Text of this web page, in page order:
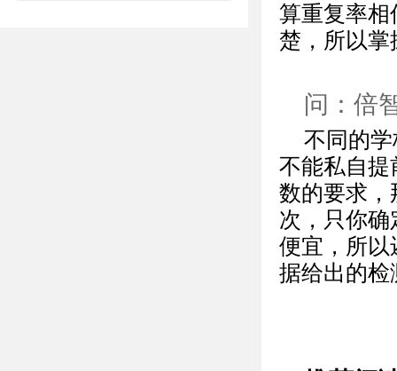
算重复率相
楚，所以掌
问：倍
不同的
不能私自提
数的要求，
次，只你
便宜，所以
据给出的检